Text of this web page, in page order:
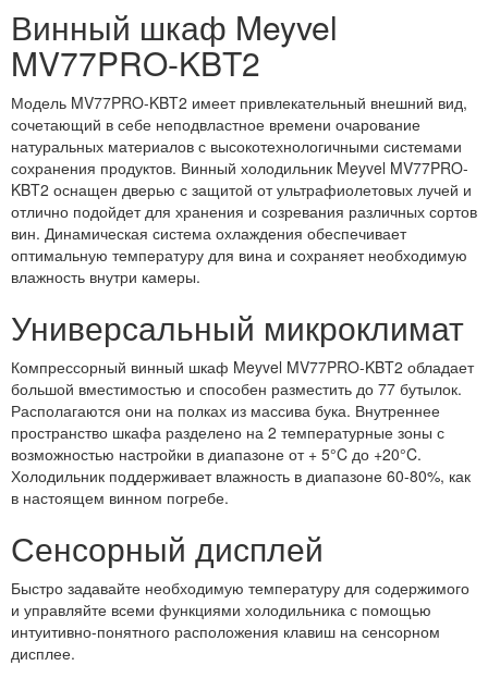
Винный шкаф Meyvel
MV77PRO-KBT2
Модель MV77PRO-KBT2 имеет привлекательный внешний вид,
сочетающий в себе неподвластное времени очарование
натуральных материалов с высокотехнологичными системами
сохранения продуктов. Винный холодильник Meyvel MV77PRO-
KBT2 оснащен дверью с защитой от ультрафиолетовых лучей и
отлично подойдет для хранения и созревания различных сортов
вин. Динамическая система охлаждения обеспечивает
оптимальную температуру для вина и сохраняет необходимую
влажность внутри камеры.
Универсальный микроклимат
Компрессорный винный шкаф Meyvel MV77PRO-KBT2 обладает
большой вместимостью и способен разместить до 77 бутылок.
Располагаются они на полках из массива бука. Внутреннее
пространство шкафа разделено на 2 температурные зоны с
возможностью настройки в диапазоне от + 5°C до +20°C.
Холодильник поддерживает влажность в диапазоне 60-80%, как
в настоящем винном погребе.
Сенсорный дисплей
Быстро задавайте необходимую температуру для содержимого
и управляйте всеми функциями холодильника с помощью
интуитивно-понятного расположения клавиш на сенсорном
дисплее.